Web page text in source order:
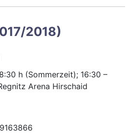
2018)
h (Sommerzeit); 16:30 –
Arena Hirschaid